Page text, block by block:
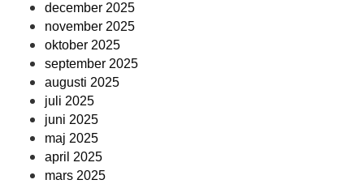
december 2025
november 2025
oktober 2025
september 2025
augusti 2025
juli 2025
juni 2025
maj 2025
april 2025
mars 2025